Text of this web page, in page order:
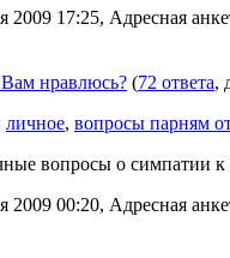
2009 17:25, Адресная
нравлюсь? (72 ответа,
личное, вопросы парням
вопросы о симпатии к
2009 00:20, Адресная